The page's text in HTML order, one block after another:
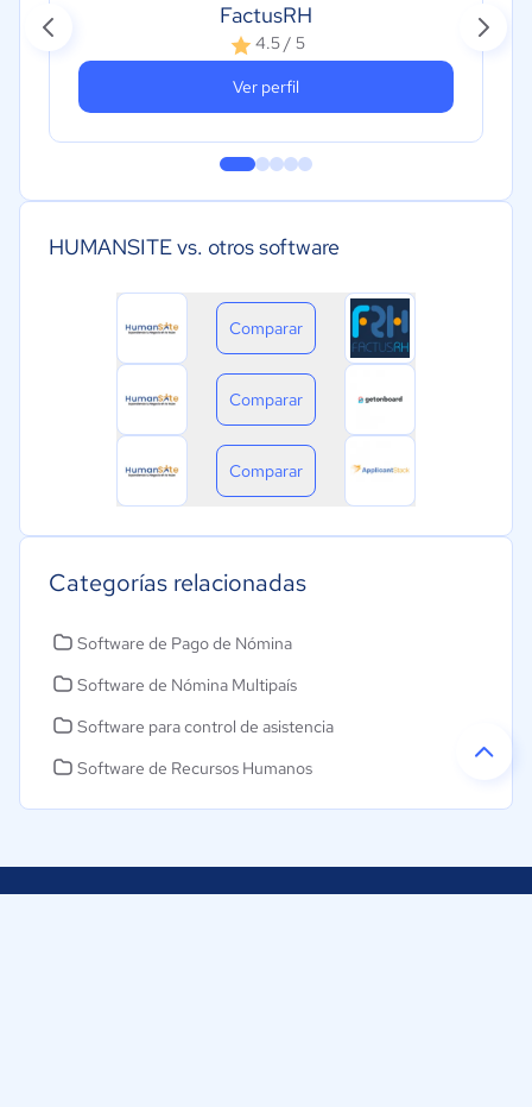
FactusRH
4.5 / 5
Ver perfil
HUMANSITE vs. otros software
Comparar
Comparar
Comparar
Categorías relacionadas
Software de Pago de Nómina
Software de Nómina Multipaís
Software para control de asistencia
Software de Recursos Humanos